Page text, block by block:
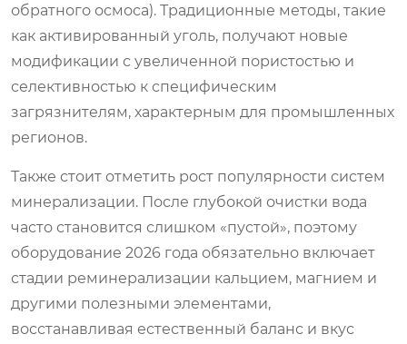
обратного осмоса). Традиционные методы, такие
как активированный уголь, получают новые
модификации с увеличенной пористостью и
селективностью к специфическим
загрязнителям, характерным для промышленных
регионов.
Также стоит отметить рост популярности систем
минерализации. После глубокой очистки вода
часто становится слишком «пустой», поэтому
оборудование 2026 года обязательно включает
стадии реминерализации кальцием, магнием и
другими полезными элементами,
восстанавливая естественный баланс и вкус